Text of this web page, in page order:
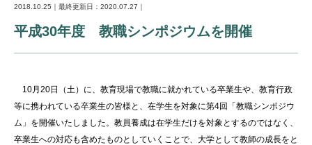
2018.10.25｜最終更新日：2020.07.27｜
平成30年度 教職シンポジウムを開催
10月20日（土）に、教育現場で教職に就かれている卒業生や、教育行政
等に携われている卒業生の皆様と、在学生を対象に第4回「教職シンポジウ
ム」を開催いたしました。教員養成は在学生だけを対象とするのではなく、
卒業生への対応も含めたものとしていくことで、大学として教師の成長をと